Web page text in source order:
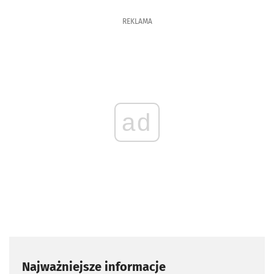
REKLAMA
ad
Najważniejsze informacje